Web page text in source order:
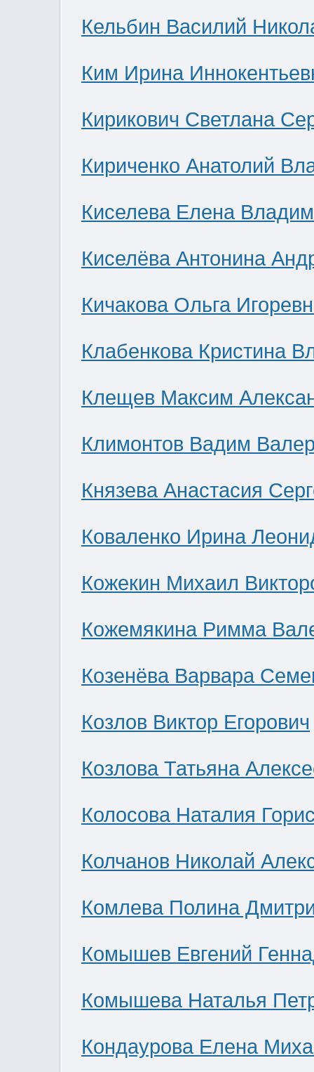
Кельбин Василий
Ким Ирина
Кирикович Светлана
Кириченко Анатолий
Киселева Елена
Киселёва Антонина
Кичакова Ольга
Клабенкова Кристина
Клещев Максим
Климонтов Вадим
Князева Анастасия
Коваленко Ирина
Кожекин Михаил
Кожемякина Римма
Козенёва Варвара
Козлов Виктор Егорович
Козлова Татьяна
Колосова Наталия
Колчанов Николай
Комлева Полина
Комышев Евгений
Комышева Наталья
Кондаурова Елена